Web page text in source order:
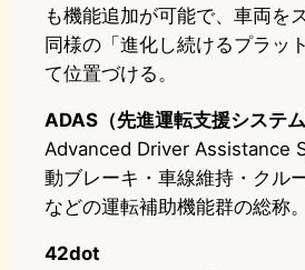
も機能追加が可能で、車両を
同様の「進化し続けるプラッ
て位置づける。
ADAS（先進運転支援システム
Advanced Driver Assistance
動ブレーキ・車線維持・クル
などの運転補助機能群の総称。
42dot